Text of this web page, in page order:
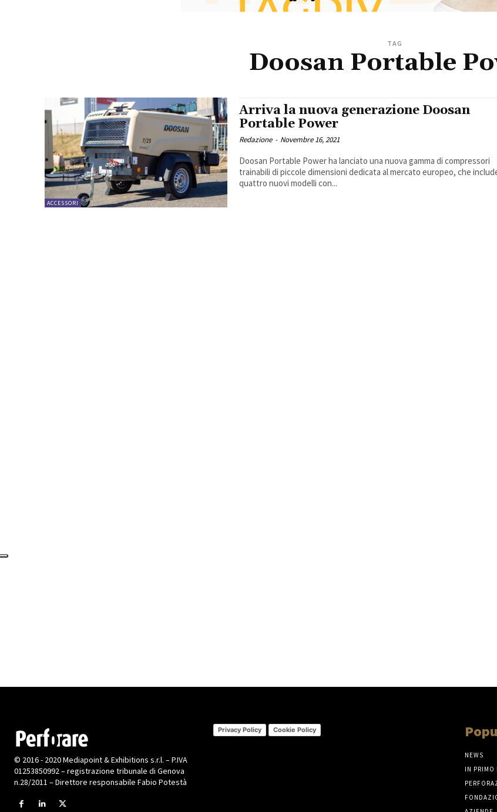
TAG
Doosan Portable
ACCESSORI
Arriva la nuova generazione Doosan
Portable Power
Redazione - Novembre 16, 2021
Doosan Portable Power ha lanciato una nuova gamma di compressori
trainabili di piccole dimensioni dedicata al mercato europeo, che
quattro nuovi modelli con...
© 2016 - 2020 Mediapoint & Exhibitions s.r.l. – P.IVA
01253850992 – registrazione tribunale di Genova
n.28/2011 – Direttore responsabile Fabio Potestà
Privacy Policy Cookie Policy
NEWS
IN PRIMO